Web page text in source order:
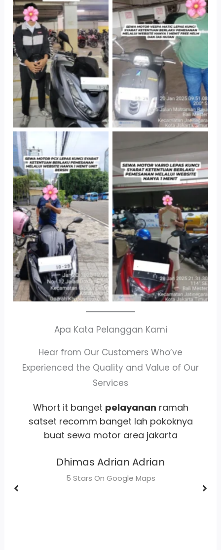
Hotel Kartika
Chandra, Jakarta
Selatan
Cityplaza
Jatinegara Gedung
Parkir P6A
Antar Jemput
Kendaraan
Cityplaza
Jatinegara Gedung
Parkir P6A
Apa Kata Pelanggan Kami
Hear from Our Customers Who’ve
Experienced the Quality and Value of Our
Services
Transgo Cabang Surabaya, Josss
mantap proses cepat, syarat ga ribet,
cukup membantu untuk kebutuhan
luar kota.